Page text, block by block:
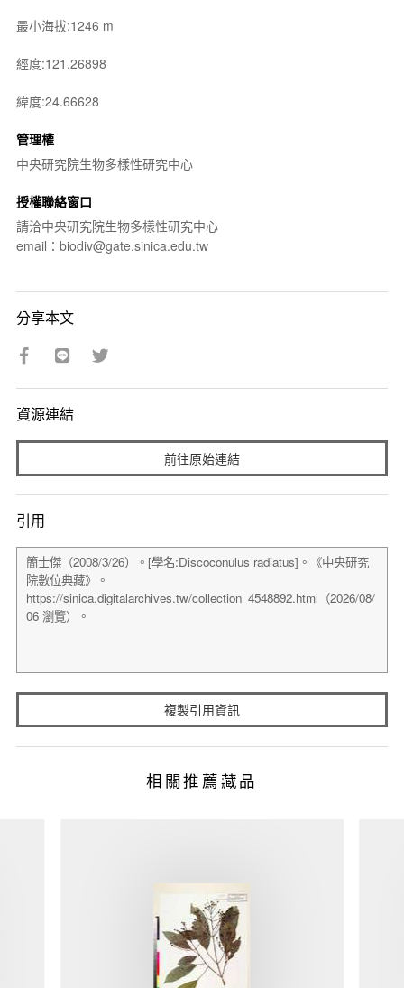
最小海拔:1246 m
經度:121.26898
緯度:24.66628
管理權
中央研究院生物多樣性研究中心
授權聯絡窗口
請洽中央研究院生物多樣性研究中心
email：biodiv@gate.sinica.edu.tw
分享本文
資源連結
前往原始連結
引用
複製引用資訊
相關推薦藏品